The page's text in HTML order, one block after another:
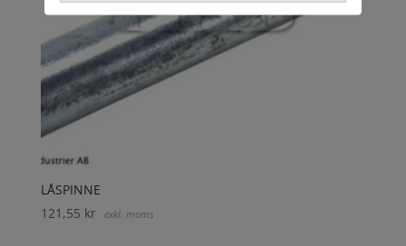
LÅSPINNE
121,55 kr exkl. moms